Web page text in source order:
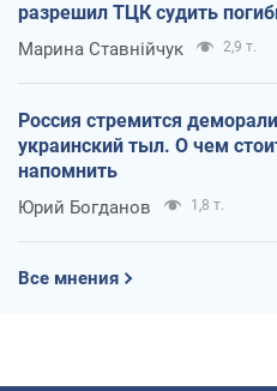
разрешил ТЦК судить
Марина Ставнійчук 2,9 т.
Россия стремится
украинский тыл. О чем
напомнить
Юрий Богданов 1,8 т.
Все мнения